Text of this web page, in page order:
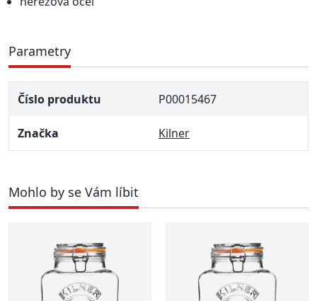
Parametry
Číslo produktu P00015467
Značka Kilner
Mohlo by se Vám líbit